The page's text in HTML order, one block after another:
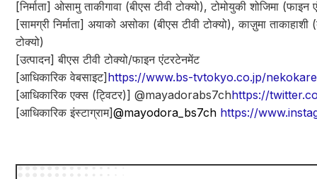
[निर्माता] ओसामु ताकीगावा (बीएस टीवी टोक्यो), टोमोयुकी शोजिमा
[सामग्री निर्माता] अयाको असोका (बीएस टीवी टोक्यो), काज़ुमा
टोक्यो)
[उत्पादन] बीएस टीवी टोक्यो/फाइन एंटरटेनमेंट
[आधिकारिक वेबसाइट] https://www.bs-tvtokyo.co.jp/
[आधिकारिक एक्स (ट्विटर)] @mayadorabs7chhttps://
[आधिकारिक इंस्टाग्राम]@mayodora_bs7ch https://